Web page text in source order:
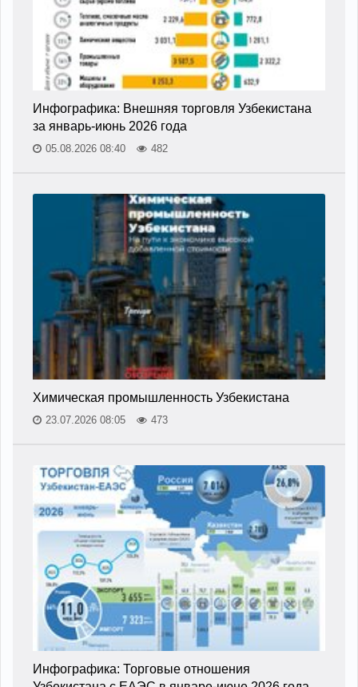
Инфографика: Внешняя торговля Узбекистана
за январь-июнь 2026 года
05.08.2026 08:40 482
Химическая промышленность Узбекистана
23.07.2026 08:05 473
Инфографика: Торговые отношения